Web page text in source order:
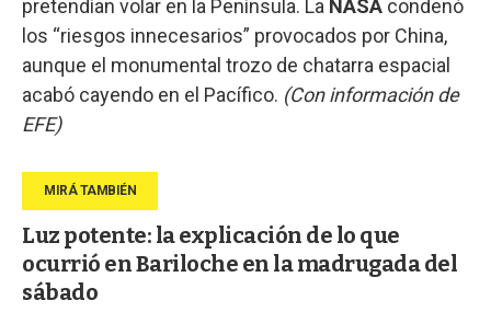
pretendían volar en la Península. La NASA condenó
los “riesgos innecesarios” provocados por China,
aunque el monumental trozo de chatarra espacial
acabó cayendo en el Pacífico. (Con información de
EFE)
Luz potente: la explicación de lo que
ocurrió en Bariloche en la madrugada del
sábado